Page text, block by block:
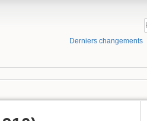
Derniers changements